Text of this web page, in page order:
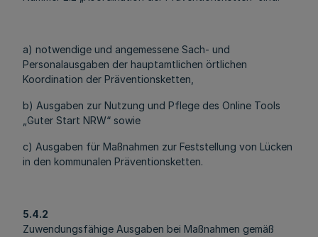
a) notwendige und angemessene Sach- und
Personalausgaben der hauptamtlichen örtlichen
Koordination der Präventionsketten,
b) Ausgaben zur Nutzung und Pflege des Online Tools
„Guter Start NRW“ sowie
c) Ausgaben für Maßnahmen zur Feststellung von Lücken
in den kommunalen Präventionsketten.
5.4.2
Zuwendungsfähige Ausgaben bei Maßnahmen gemäß